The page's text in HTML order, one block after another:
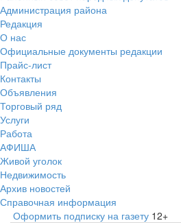
Администрация района
Редакция
О нас
Официальные документы редакции
Прайс-лист
Контакты
Объявления
Торговый ряд
Услуги
Работа
АФИША
Живой уголок
Недвижимость
Архив новостей
Справочная информация
Оформить подписку на газету 12+